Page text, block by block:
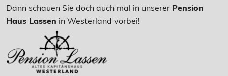
Dann schauen Sie doch auch mal in unserer Pension
Haus Lassen in Westerland vorbei!